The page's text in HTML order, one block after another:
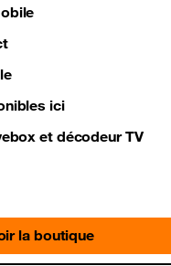
ici
et décodeur TV
la boutique